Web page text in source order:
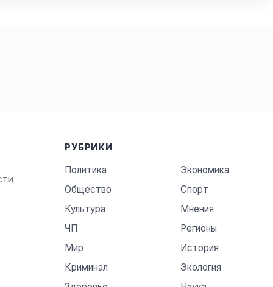
РУБРИКИ
Политика
Экономика
Общество
Спорт
Культура
Мнения
ЧП
Регионы
Мир
История
Криминал
Экология